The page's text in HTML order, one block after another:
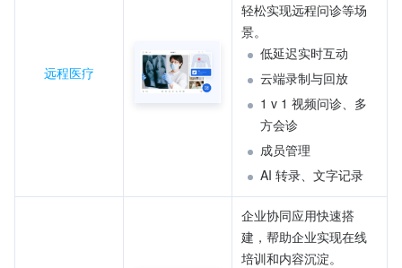
远程医疗
轻松实现远程问诊等场
景。
低延迟实时互动
云端录制与回放
1 v 1 视频问诊、多
方会诊
成员管理
AI 转录、文字记录
企业协同应用快速搭
建，帮助企业实现在线
培训和内容沉淀。